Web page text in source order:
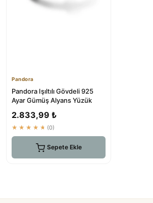
Pandora
Pandora Işıltılı Gövdeli 925
Ayar Gümüş Alyans Yüzük
2.833,99 ₺
★★★★★ (0)
Sepete Ekle